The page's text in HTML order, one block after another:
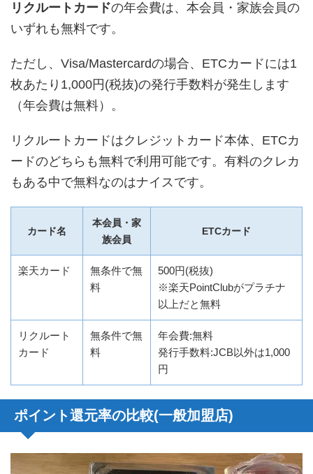
リクルートカードの年会費は、本会員・家族会員の
いずれも無料です。
ただし、Visa/Mastercardの場合、ETCカードには1
枚あたり1,000円(税抜)の発行手数料が発生します
（年会費は無料）。
リクルートカードはクレジットカード本体、ETCカ
ードのどちらも無料で利用可能です。有料のクレカ
もある中で無料なのはナイスです。
カード名
本会員・家
族会員
ETCカード
楽天カード
無条件で無
料
500円(税抜)
※楽天PointClubがプラチナ
以上だと無料
リクルート
カード
無条件で無
料
年会費:無料
発行手数料:JCB以外は1,000
円
ポイント還元率の比較(一般加盟店)